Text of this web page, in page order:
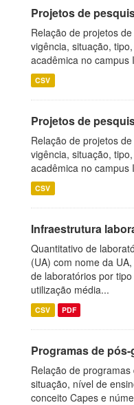
Projetos de
Relação de projetos
vigência, situação,
acadêmica no campus
CSV
Projetos de
Relação de projetos
vigência, situação,
acadêmica no campus
CSV
Infraestrutura
Quantitativo de
(UA) com nome da
de laboratórios por
utilização média...
CSV PDF
Programas de
Relação de
situação, nível de
conceito Capes e